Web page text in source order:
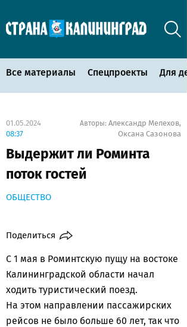
Все материалы Спецпроекты Для
01.05.2024
08:37
Авторы: Александр Мелехов,
Оксана Сазонова
Выдержит ли Роминта
поток гостей
ОБЩЕСТВО
Поделиться
С 1 мая в Роминтскую пущу на востоке
Калининградской области начал
ходить туристический поезд.
На этом направлении пассажирских
рейсов не было больше 60 лет, так что